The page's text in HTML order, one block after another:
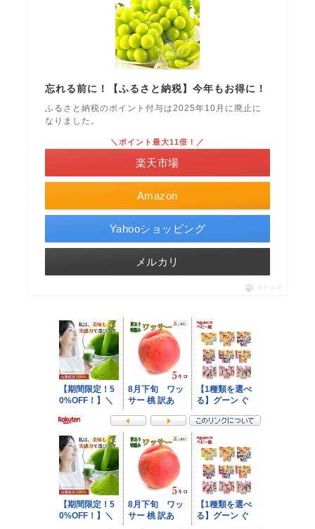
忘れる前に！【ふるさと納税】今年もお得に！
ふるさと納税のポイント付与は2025年10月に廃止に
なりました。
Amazon
＼ポイント最大11倍！／
楽天市場
Yahooショッピング
メルカリ
ポチップ